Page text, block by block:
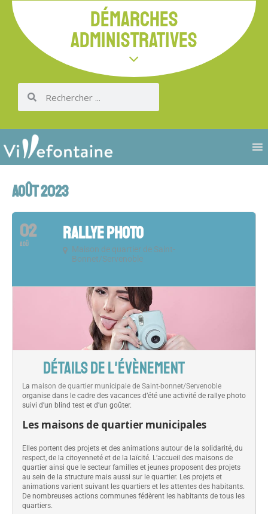
DÉMARCHES
ADMINISTRATIVES
AOÛT 2023
02
AOÛ
RALLYE PHOTO
Maison de quartier de Saint-
Bonnet/Servenoble
DÉTAILS DE L'ÉVÈNEMENT
La maison de quartier municipale de Saint-bonnet/Servenoble
organise dans le cadre des vacances d’été une activité de rallye photo
suivi d’un blind test et d’un goûter.
Les maisons de quartier municipales
Elles portent des projets et des animations autour de la solidarité, du
respect, de la citoyenneté et de la laïcité. L’accueil des maisons de
quartier ainsi que le secteur familles et jeunes proposent des projets
au sein de la structure mais aussi sur le quartier. Les projets et
animations varient suivant les quartiers et les attentes des habitants.
De nombreuses actions communes fédèrent les habitants de tous les
quartiers.